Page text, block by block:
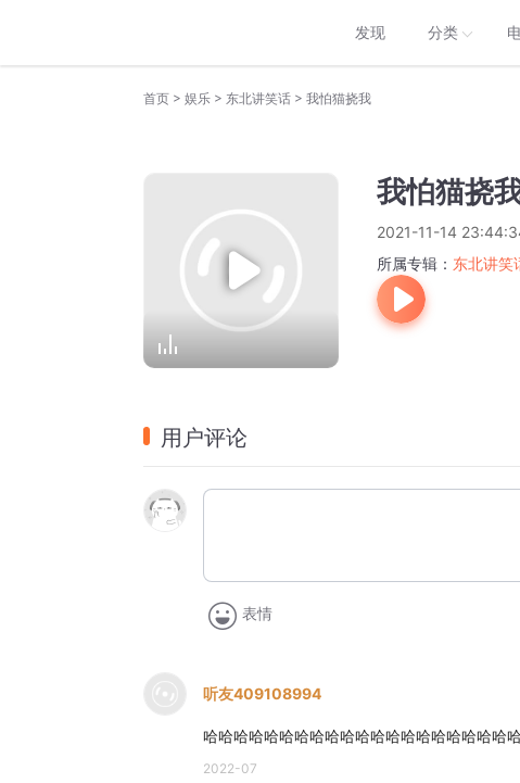
发现 分类
首页 > 娱乐 > 东北讲笑话 > 我怕猫挠我
我怕猫挠
2021-11-14
所属专辑： 东北讲笑
用户评论
表情
听友409108994
哈哈哈哈哈哈哈哈哈哈哈哈哈哈哈哈哈哈哈哈
2022-07